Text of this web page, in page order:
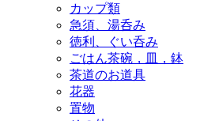
カップ類
急須、湯呑み
徳利、ぐい呑み
ごはん茶碗，皿，鉢
茶道のお道具
花器
置物